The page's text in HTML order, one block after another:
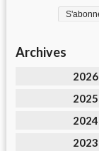
Archives
2026
2025
2024
2023